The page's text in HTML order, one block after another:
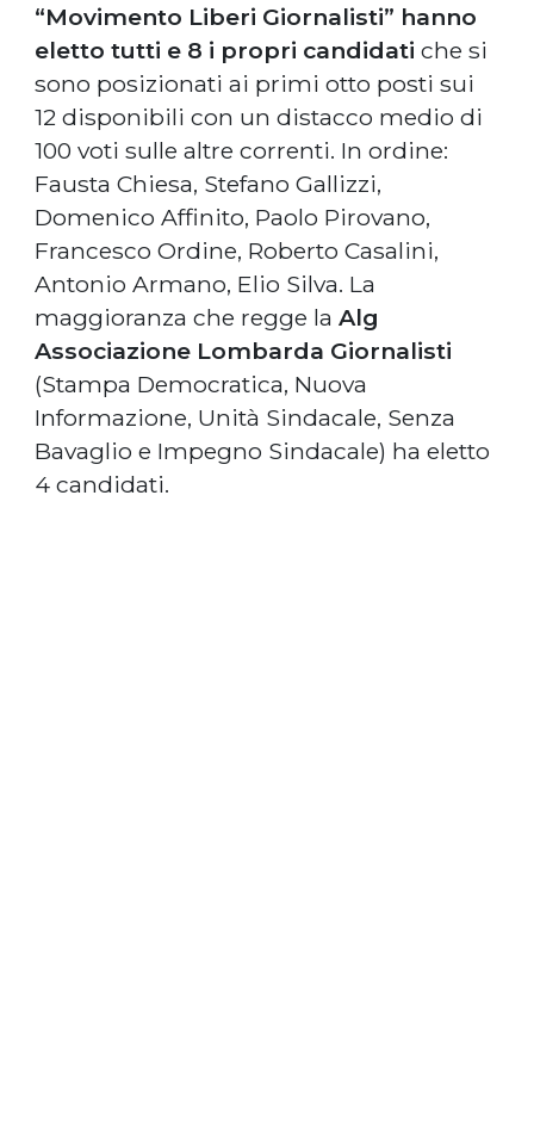
“Movimento Liberi Giornalisti” hanno
eletto tutti e 8 i propri candidati che si
sono posizionati ai primi otto posti sui
12 disponibili con un distacco medio di
100 voti sulle altre correnti. In ordine:
Fausta Chiesa, Stefano Gallizzi,
Domenico Affinito, Paolo Pirovano,
Francesco Ordine, Roberto Casalini,
Antonio Armano, Elio Silva. La
maggioranza che regge la Alg
Associazione Lombarda Giornalisti
(Stampa Democratica, Nuova
Informazione, Unità Sindacale, Senza
Bavaglio e Impegno Sindacale) ha eletto
4 candidati.